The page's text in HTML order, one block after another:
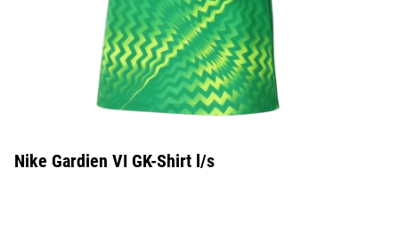
Nike Gardien VI GK-Shirt l/s